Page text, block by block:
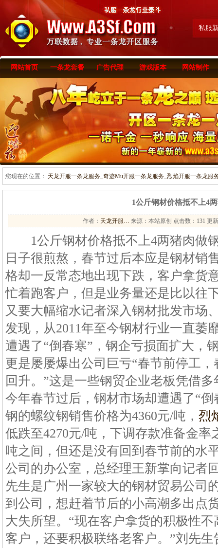
私服
网站首页 一条龙套餐 广告代理 游戏版本 网站制作
您现在的位置： 天龙开服一条龙服务_奇迹Mu开服一条龙服务_烈焰开服一条龙服
1公斤钢材价格抵不上4
作者： 天龙开服… 来源：本站原创 点击数： 131 更
1公斤钢材价格抵不上4两猪肉做
日子很煎熬，春节过后本应是钢材销
格却一反常态地出现下跌，客户拿货
忙着跑客户，但是业务量还是比以往
又要大幅缩水记者深入钢材批发市场
发现，从2011年至今钢材行业一直萎
遭遇了“倒春寒”，钢企亏损面扩大，
更是屡屡爆出公司巨亏“春节前停工
回升。”这是一些钢贸企业老板凭借
今年春节过后，钢材市场却遭遇了“
钢的螺纹钢销售价格为4360元/吨， 烈
低跌至4270元/吨，下调存款准备金率
吨之间，但还是没有回到春节前的水
公司的办公室，总经理王新掌向记者
先生是广州一家较大的钢材贸易公司
到公司，想赶着节后的小高潮多出点
大失所望。“现在客户拿货的积极性
客户，还要积极联络老客户。”刘先